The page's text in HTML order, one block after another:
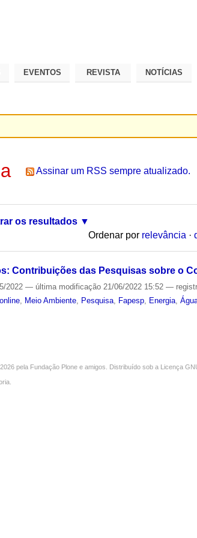
EVENTOS REVISTA NOTÍCIAS
Assinar um RSS sempre atualizado.
os resultados
Ordenar por relevância ·
Contribuições das Pesquisas sobre o
2022— última modificação 21/06/2022 15:52—
Meio Ambiente Pesquisa Fapesp Energia ,
pela Fundação Plone e amigos. Distribuído sob a Licença